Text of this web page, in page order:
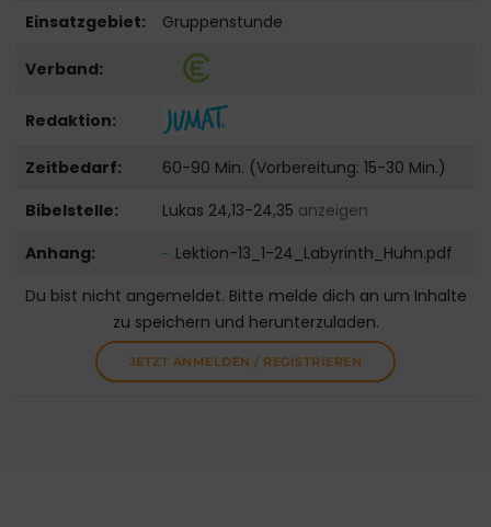
Einsatzgebiet:
Gruppenstunde
Verband:
Redaktion:
Zeitbedarf:
60-90 Min. (Vorbereitung: 15-30 Min.)
Bibelstelle:
Lukas 24,13-24,35 anzeigen
Anhang:
Lektion-13_1-24_Labyrinth_Huhn.pdf
Du bist nicht angemeldet. Bitte melde dich an um Inhalte
zu speichern und herunterzuladen.
JETZT ANMELDEN / REGISTRIEREN